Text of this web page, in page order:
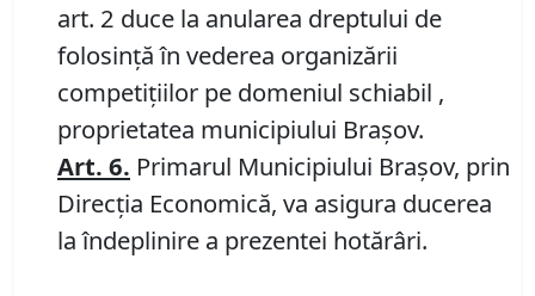
art. 2 duce la anularea dreptului de
folosinţă în vederea organizării
competiţiilor pe domeniul schiabil ,
proprietatea municipiului Braşov.
Art. 6. Primarul Municipiului Braşov, prin
Direcţia Economică, va asigura ducerea
la îndeplinire a prezentei hotărâri.